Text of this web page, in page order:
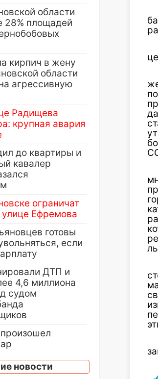
области
28% площадей
кирпич в жену
области
агрессивную
Радищева
крупная авария
до квартиры и
кавалер
ограничат
Ефремова
готовы
если
ДТП и
4,6 миллиона
судом
которого
новости